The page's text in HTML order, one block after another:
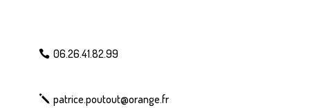
06.26.41.82.99
patrice.poutout@orange.fr